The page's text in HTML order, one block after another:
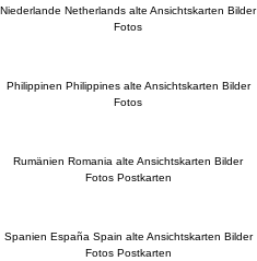
Niederlande Netherlands alte Ansichtskarten Bilder
Fotos
Philippinen Philippines alte Ansichtskarten Bilder
Fotos
Rumänien Romania alte Ansichtskarten Bilder
Fotos Postkarten
Spanien España Spain alte Ansichtskarten Bilder
Fotos Postkarten